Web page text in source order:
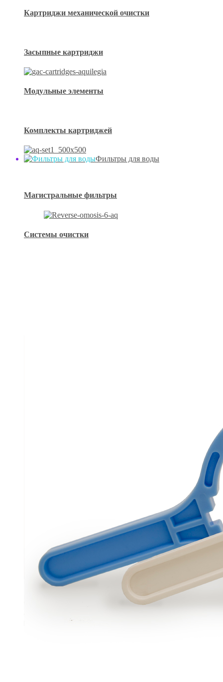
Картриджи механической очистки
Засыпные картриджи
Модульные элементы
Комплекты картриджей
Фильтры для воды
Магистральные фильтры
Системы очистки